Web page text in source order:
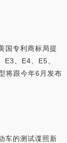
国专利商标局提
、E4、E5、
将跟今年6月发布
车的测试谍照新